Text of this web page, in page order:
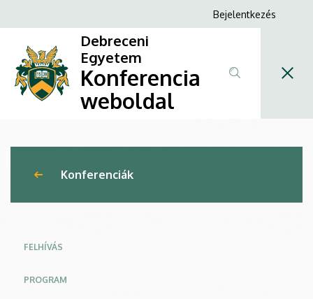
Compliance
konferencia
a
tartalomra
Anonim
menüje
Bejelentkezés
Debreceni
Egyetem
Konferencia
weboldal
Konferenciák
FELHÍVÁS
PROGRAM